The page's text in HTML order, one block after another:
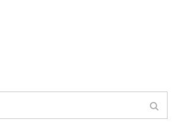
Search